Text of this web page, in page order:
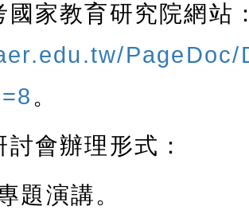
國家教育研究院網站
。
討會辦理形式：
題演講。